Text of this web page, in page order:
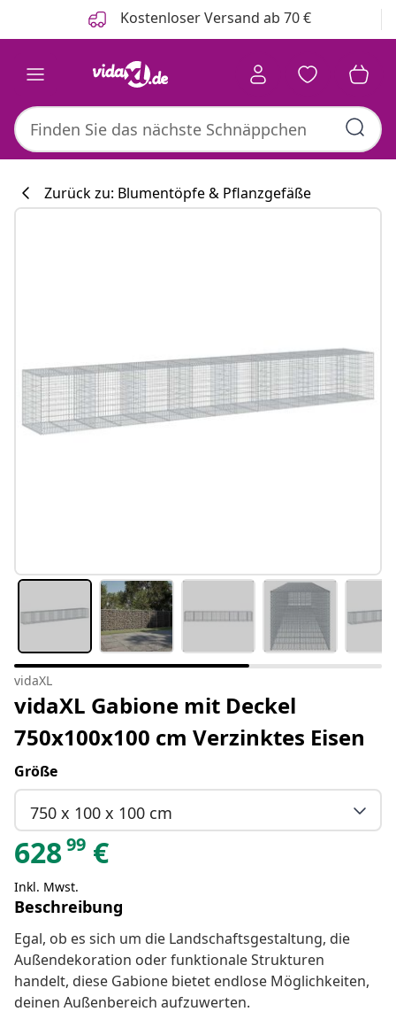
Kostenloser Versand ab 70 €
Zurück zu: Blumentöpfe & Pflanzgefäße
vidaXL
vidaXL Gabione mit Deckel
750x100x100 cm Verzinktes Eisen
Größe
750 x 100 x 100 cm
62899 €
Inkl. Mwst.
Beschreibung
Egal, ob es sich um die Landschaftsgestaltung, die
Außendekoration oder funktionale Strukturen
handelt, diese Gabione bietet endlose Möglichkeiten,
deinen Außenbereich aufzuwerten.